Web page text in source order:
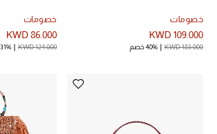
خصومات
KWD 109.000
KWD 183.000 40% خصم
خصومات
KWD 86.000
KWD 124.000 31% خصم